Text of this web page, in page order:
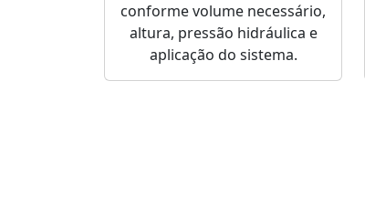
conforme volume necessário,
altura, pressão hidráulica e
aplicação do sistema.